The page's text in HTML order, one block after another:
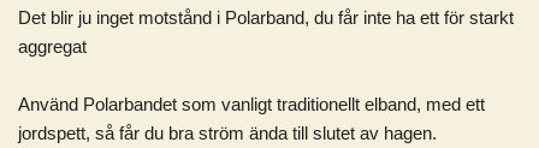
Det blir ju inget motstånd i Polarband, du får inte ha ett för starkt
aggregat
Använd Polarbandet som vanligt traditionellt elband, med ett
jordspett, så får du bra ström ända till slutet av hagen.